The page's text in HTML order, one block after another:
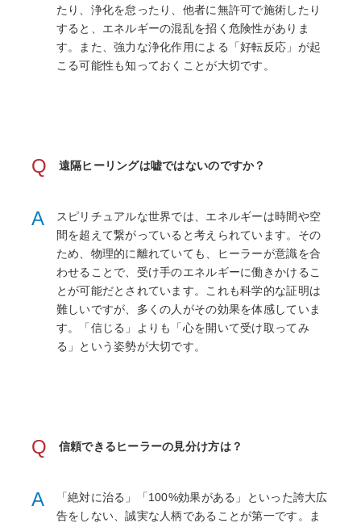
たり、浄化を怠ったり、他者に無許可で施術したり
すると、エネルギーの混乱を招く危険性がありま
す。また、強力な浄化作用による「好転反応」が起
こる可能性も知っておくことが大切です。
Q 遠隔ヒーリングは嘘ではないのですか？
A
スピリチュアルな世界では、エネルギーは時間や空
間を超えて繋がっていると考えられています。その
ため、物理的に離れていても、ヒーラーが意識を合
わせることで、受け手のエネルギーに働きかけるこ
とが可能だとされています。これも科学的な証明は
難しいですが、多くの人がその効果を体感していま
す。「信じる」よりも「心を開いて受け取ってみ
る」という姿勢が大切です。
Q 信頼できるヒーラーの見分け方は？
A
「絶対に治る」「100%効果がある」といった誇大広
告をしない、誠実な人柄であることが第一です。ま